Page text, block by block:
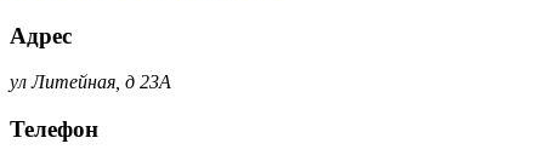
Адрес
ул Литейная, д 23А
Телефон